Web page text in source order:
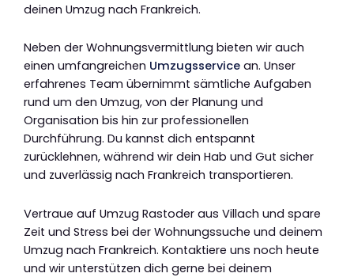
deinen Umzug nach Frankreich.
Neben der Wohnungsvermittlung bieten wir auch
einen umfangreichen Umzugsservice an. Unser
erfahrenes Team übernimmt sämtliche Aufgaben
rund um den Umzug, von der Planung und
Organisation bis hin zur professionellen
Durchführung. Du kannst dich entspannt
zurücklehnen, während wir dein Hab und Gut sicher
und zuverlässig nach Frankreich transportieren.
Vertraue auf Umzug Rastoder aus Villach und spare
Zeit und Stress bei der Wohnungssuche und deinem
Umzug nach Frankreich. Kontaktiere uns noch heute
und wir unterstützen dich gerne bei deinem